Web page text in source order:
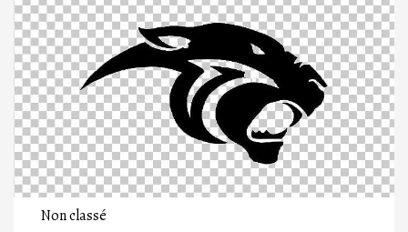
Non classé